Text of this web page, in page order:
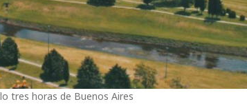
tres horas de Buenos Aires